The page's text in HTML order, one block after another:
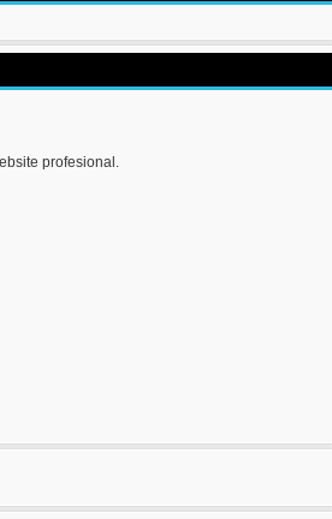
profesional.